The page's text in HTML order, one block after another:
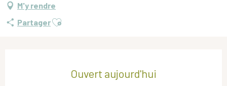
M'y rendre
PartagerAjouter aux favoris
Ouvert aujourd'hui